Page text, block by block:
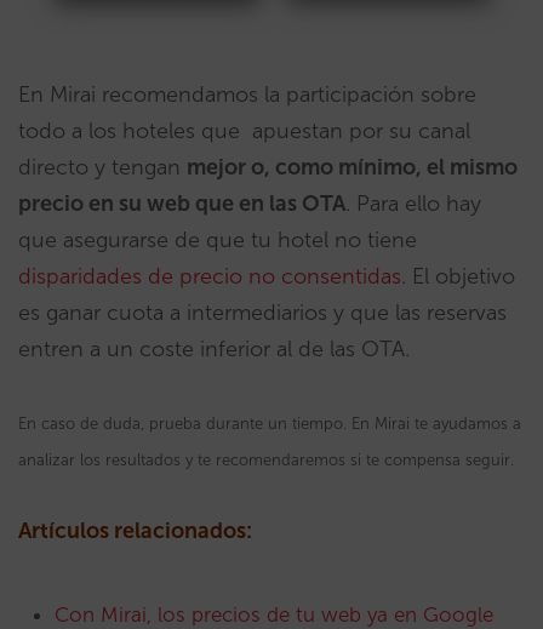
En Mirai recomendamos la participación sobre
todo a los hoteles que apuestan por su canal
directo y tengan mejor o, como mínimo, el mismo
precio en su web que en las OTA. Para ello hay
que asegurarse de que tu hotel no tiene
disparidades de precio no consentidas. El objetivo
es ganar cuota a intermediarios y que las reservas
entren a un coste inferior al de las OTA.
En caso de duda, prueba durante un tiempo. En Mirai te ayudamos a
analizar los resultados y te recomendaremos si te compensa seguir.
Artículos relacionados:
Con Mirai, los precios de tu web ya en Google